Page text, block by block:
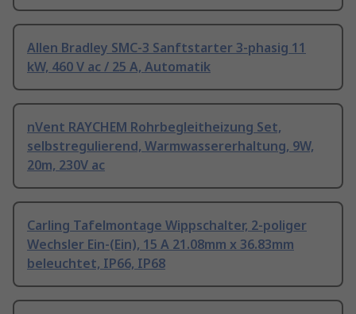
Allen Bradley SMC-3 Sanftstarter 3-phasig 11
kW, 460 V ac / 25 A, Automatik
nVent RAYCHEM Rohrbegleitheizung Set,
selbstregulierend, Warmwassererhaltung, 9W,
20m, 230V ac
Carling Tafelmontage Wippschalter, 2-poliger
Wechsler Ein-(Ein), 15 A 21.08mm x 36.83mm
beleuchtet, IP66, IP68